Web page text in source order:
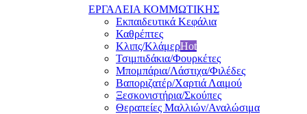
ΕΡΓΑΛΕΙΑ ΚΟΜΜΩΤΙΚΗΣ
Εκπαιδευτικά Κεφάλια
Καθρέπτες
Κλιπς/ΚλάμερHot
Τσιμπιδάκια/Φουρκέτες
Μπομπάρια/Λάστιχα/Φιλέδες
Βαποριζατέρ/Χαρτιά Λαιμού
Ξεσκονιστήρια/Σκούπες
Θεραπείες Μαλλιών/Αναλώσιμα